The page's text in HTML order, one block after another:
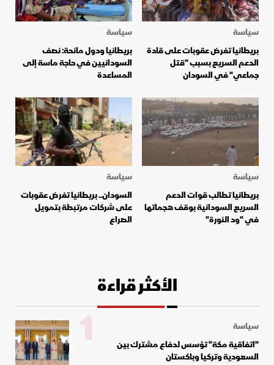
سياسة
بريطانيا تفرض عقوبات على قادة
الدعم السريع بسبب "قتل
جماعي" في السودان
سياسة
بريطانيا ودول مانحة: نصف
السودانيين في حاجة ماسة إلى
المساعدة
سياسة
بريطانيا تطالب قوات الدعم
السريع السودانية بوقف هجماتها
في "ود النورة"
سياسة
السودان.. بريطانيا تفرض عقوبات
على شركات مرتبطة بتمويل
الصراع
الأكثر قراءة
سياسة
"اتفاقية مكة" تؤسس لدفاع مشترك بين
السعودية وتركيا وباكستان
1